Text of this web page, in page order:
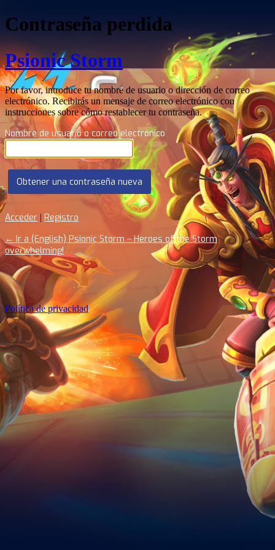
Contraseña perdida
Psionic Storm
Por favor, introduce tu nombre de usuario o dirección de correo
electrónico. Recibirás un mensaje de correo electrónico con
instrucciones sobre cómo restablecer tu contraseña.
Nombre de usuario o correo electrónico
Acceder | Registro
← Ir a (English) Psionic Storm – Heroes of the Storm
overwhelming!
Política de privacidad